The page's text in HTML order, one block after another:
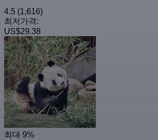
4.5 (1,616)
최저가격:
US$29.38
최대 9%